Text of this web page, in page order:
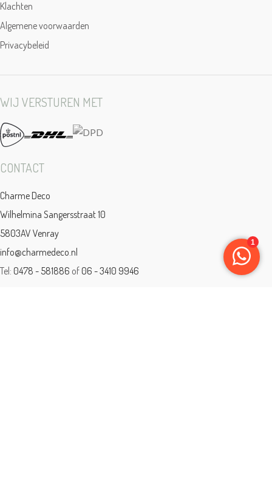
Klachten
Algemene voorwaarden
Privacybeleid
WIJ VERSTUREN MET
CONTACT
Charme Deco
Wilhelmina Sangersstraat 10
5803AV Venray
info@charmedeco.nl
Tel: 0478 - 581886 of 06 - 3410 9946